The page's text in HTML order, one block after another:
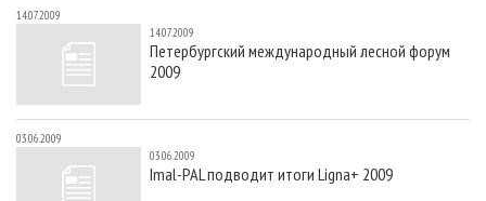
14.07.2009
14.07.2009
Петербургский международный лесной форум
2009
03.06.2009
03.06.2009
Imal-PAL подводит итоги Ligna+ 2009